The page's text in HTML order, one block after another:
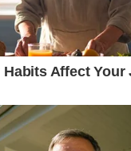
Affect